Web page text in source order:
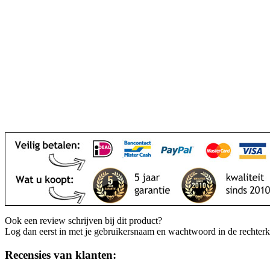
Ook een review schrijven bij dit product?
Log dan eerst in met je gebruikersnaam en wachtwoord in de
Recensies van klanten: